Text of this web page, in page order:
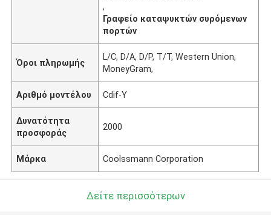
,
Γραφείο καταψυκτών συρόμενων
πορτών
Όροι πληρωμής
L/C, D/A, D/P, T/T, Western Union,
MoneyGram,
Αριθμό μοντέλου Cdif-Υ
Δυνατότητα
προσφοράς
2000
Μάρκα Coolssmann Corporation
Δείτε περισσότερων